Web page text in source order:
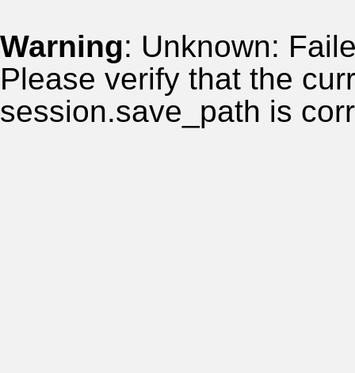
Warning: Unknown:
Please verify that the
session.save_path is